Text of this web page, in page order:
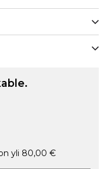
yli 80,00 €